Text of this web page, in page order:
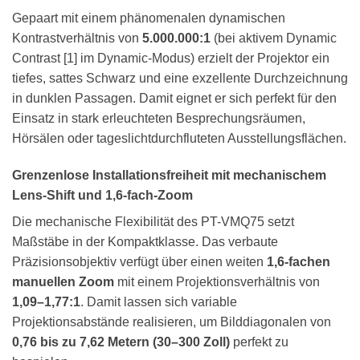
Gepaart mit einem phänomenalen dynamischen
Kontrastverhältnis von 5.000.000:1 (bei aktivem Dynamic
Contrast [1] im Dynamic-Modus) erzielt der Projektor ein
tiefes, sattes Schwarz und eine exzellente Durchzeichnung
in dunklen Passagen. Damit eignet er sich perfekt für den
Einsatz in stark erleuchteten Besprechungsräumen,
Hörsälen oder tageslichtdurchfluteten Ausstellungsflächen.
Grenzenlose Installationsfreiheit mit mechanischem
Lens-Shift und 1,6-fach-Zoom
Die mechanische Flexibilität des PT-VMQ75 setzt
Maßstäbe in der Kompaktklasse. Das verbaute
Präzisionsobjektiv verfügt über einen weiten 1,6-fachen
manuellen Zoom mit einem Projektionsverhältnis von
1,09–1,77:1. Damit lassen sich variable
Projektionsabstände realisieren, um Bilddiagonalen von
0,76 bis zu 7,62 Metern (30–300 Zoll) perfekt zu